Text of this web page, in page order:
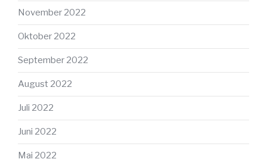
November 2022
Oktober 2022
September 2022
August 2022
Juli 2022
Juni 2022
Mai 2022